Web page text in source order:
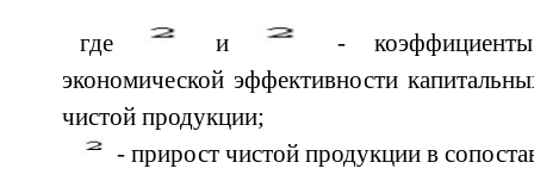
где и
-
экономической эффективности
чистой продукции;
- прирост чистой продукции в